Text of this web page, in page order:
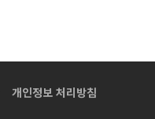
개인정보 처리방침